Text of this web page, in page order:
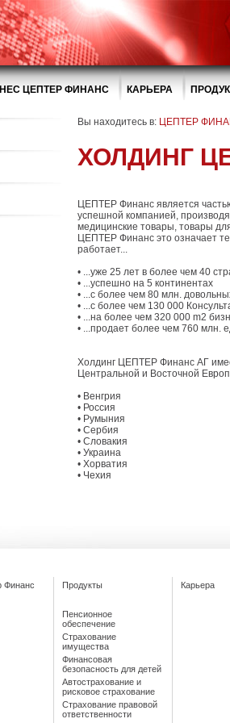
ЦЕПТЕР ФИНАНС КАРЬЕРА
Вы находитесь в: ЦЕПТЕР
ХОЛДИНГ
ЦЕПТЕР Финанс является
успешной компанией,
медицинские товары, товары
ЦЕПТЕР Финанс это означает
работает...
• ...уже 25 лет в более чем 40
• ...успешно на 5 континентах
• ...с более чем 80 млн.
• ...с более чем 130 000
• ...на более чем 320 000 m2
• ...продает более чем 760 млн.
Холдинг ЦЕПТЕР Финанс АГ
Центральной и Восточной
• Венгрия
• Россия
• Румыния
• Сербия
• Словакия
• Украина
• Хорватия
• Чехия
Финанс Продукты
Пенсионное
обеспечение
Страхование
имущества
Финансовая
безопасность для детей
Автострахование и
рисковое страхование
Страхование правовой
ответственности
Карьера